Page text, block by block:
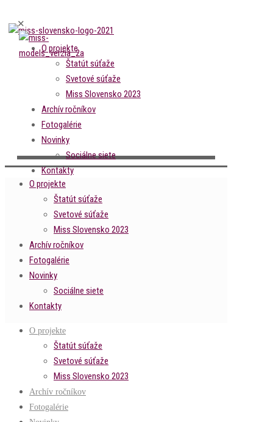
✕
O projekte
Štatút súťaže
Svetové súťaže
Miss Slovensko 2023
Archív ročníkov
Fotogalérie
Novinky
Sociálne siete
Kontakty
O projekte
Štatút súťaže
Svetové súťaže
Miss Slovensko 2023
Archív ročníkov
Fotogalérie
Novinky
Sociálne siete
Kontakty
O projekte
Štatút súťaže
Svetové súťaže
Miss Slovensko 2023
Archív ročníkov
Fotogalérie